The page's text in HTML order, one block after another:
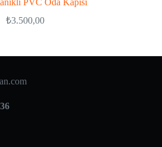
₺3.500,00